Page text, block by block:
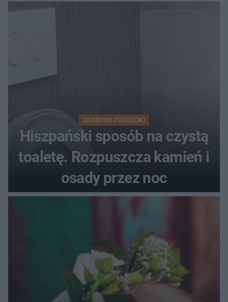
DOMOWE PORZĄDKI
Hiszpański sposób na czystą
toaletę. Rozpuszcza kamień i
osady przez noc